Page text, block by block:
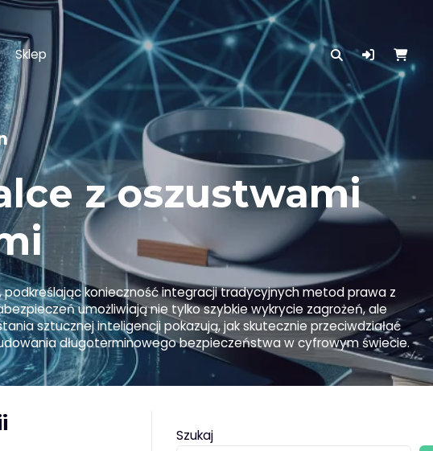
Sklep
z oszustwami
konieczność integracji tradycyjnych metod prawa z
umożliwiają nie tylko szybkie wykrycie zagrożeń, ale
sztucznej inteligencji pokazują, jak skutecznie przeciwdziałać
długoterminowego bezpieczeństwa w cyfrowym świecie.
Szukaj